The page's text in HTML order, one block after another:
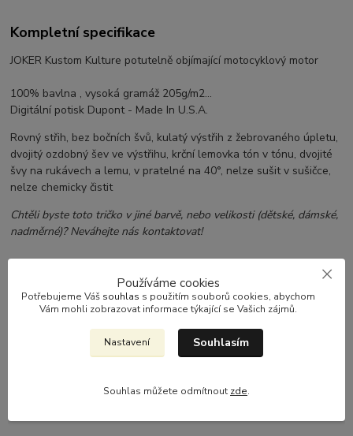
Kompletní specifikace
JOKER Kustom Kulture potutelně objímající motocyklový motor
100% bavlna , vysoká gramáž 205g/m2...
Digitální potisk Dupont - Made In U.S.A.
Rovný střih, bez bočních švů, kulatý výstřih z žebrovaného úpletu,
dvojitý ozdobný šev ve výstřihu, krční lemovka tón v tónu, dvojité
švy na rukávech a lemu, v pratelné na 40°, nelze sušit v sušičce,
nelze chemicky čistit
Chtěli byste toto tričko v jiné barvě, nebo velikosti (dětské, dámské,
nadměrné)? Neváhejte nás kontaktovat!
Parametry
100% bavlna
Používáme cookies
Potřebujeme Váš souhlas s použitím souborů cookies, abychom
Vám mohli zobrazovat informace týkající se Vašich zájmů.
Nastavení Souhlasím
Souhlas můžete odmítnout zde.